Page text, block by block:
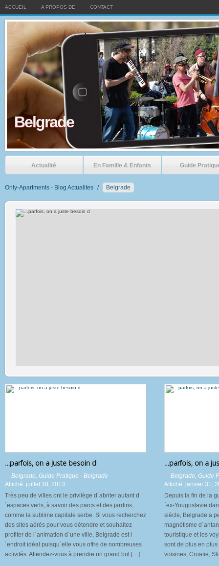
ACCUEIL A PROPOS DE CONTACT
Belgrade
Actualité En Famille & Enfants Guide
Only-Apartments - Blog Actualites / Belgrade
…parfois, on a juste besoin d
Belgrade, Guide Pratique - Belgrade
Affiché: juillet 18, 2013
Très peu de villes ont le privilège d´abriter autant d
´espaces verts, à savoir des parcs et des jardins,
comme la sublime capitale serbe. Si vous recherchez
des sites aérés pour vous détendre et souhaitez
profiter de l´animation d´une ville, Belgrade est l
´endroit idéal puisqu´elle vous offre de nombreuses
activités. Attendez-vous à prendre un grand bol […]
…parfois, on a
Belgrade, Guide
Affiché: janvier 31,
Depuis la fin de la
´ex-Yougoslavie
siècle, Belgrade a
magnétisme
touristique et les
sont de plus en plus
voisines, Croatie,